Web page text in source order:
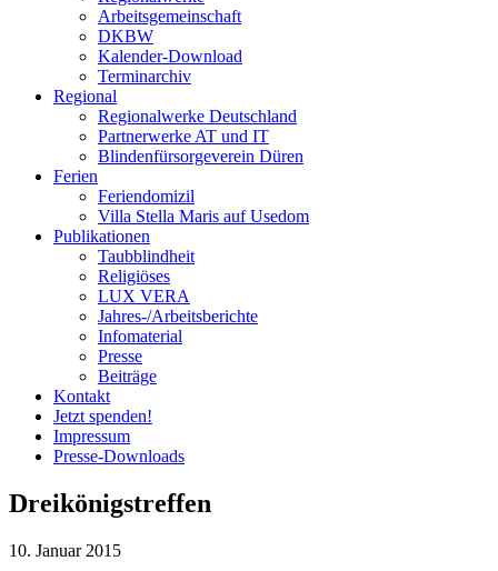
Arbeitsgemeinschaft
DKBW
Kalender-Download
Terminarchiv
Regional
Regionalwerke Deutschland
Partnerwerke AT und IT
Blindenfürsorgeverein Düren
Ferien
Feriendomizil
Villa Stella Maris auf Usedom
Publikationen
Taubblindheit
Religiöses
LUX VERA
Jahres-/​Arbeitsberichte
Infomaterial
Presse
Beiträge
Kontakt
Jetzt spenden!
Impressum
Presse-Downloads
Dreikönigstreffen
10. Januar 2015